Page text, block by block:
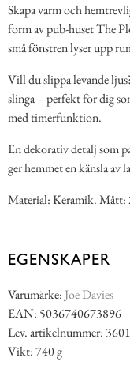
Skapa varm och
form av pub-huset The
små fönstren lyser upp
Vill du slippa levande
slinga – perfekt för dig
med timerfunktion.
En dekorativ detalj som
ger hemmet en känsla
Material: Keramik. Mått:
EGENSKAPER
Varumärke: Joe Davies
EAN: 5036740673896
Lev. artikelnummer:
Vikt: 740 g